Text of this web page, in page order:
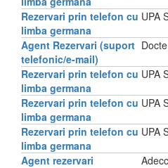
Rezervari prin telefon cu
limba germana
UPA
Agent Rezervari (suport
telefonic/e-mail)
Rezervari prin telefon cu
limba germana
UPA
Rezervari prin telefon cu
limba germana
UPA
Rezervari prin telefon cu
limba germana
UPA
Agent rezervari